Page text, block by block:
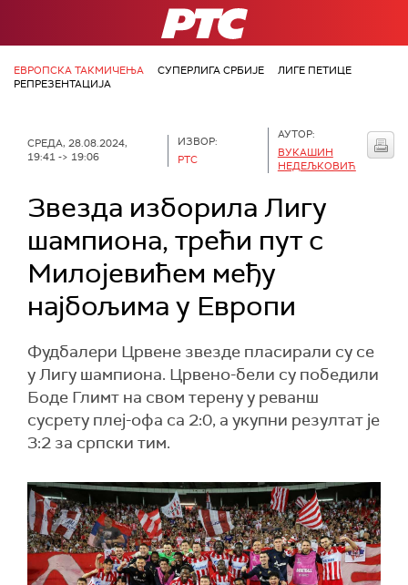
РТС
ЕВРОПСКА ТАКМИЧЕЊА СУПЕРЛИГА СРБИЈЕ
ЛИГЕ ПЕТИЦЕ
РЕПРЕЗЕНТАЦИЈА
СРЕДА, 28.08.2024,
19:41 -> 19:06
ИЗВОР:
РТС
АУТОР:
ВУКАШИН
НЕДЕЉКОВИЋ
Звезда изборила Лигу
шампиона, трећи пут с
Милојевићем међу
најбољима у Европи
Фудбалери Црвене звезде пласирали су се
у Лигу шампиона. Црвено-бели су победили
Боде Глимт на свом терену у реванш
сусрету плеј-офа са 2:0, а укупни резултат је
3:2 за српски тим.